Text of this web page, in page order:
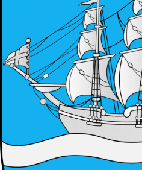
Annonsere i VVS Aktuelt
Kontakt oss
Tips oss
eBlad